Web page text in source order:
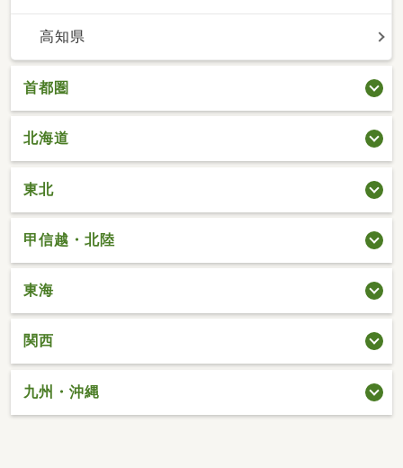
高知県
首都圏
北海道
東北
甲信越・北陸
東海
関西
九州・沖縄